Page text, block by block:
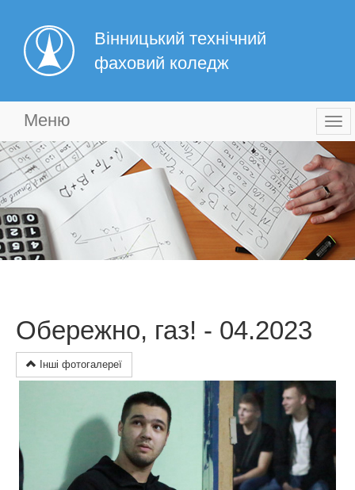
Вінницький технічний
фаховий коледж
Меню
Обережно, газ! - 04.2023
Інші фотогалереї